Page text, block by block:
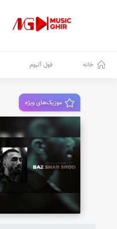
خانه فول آلبوم
موزیک‌های ویژه